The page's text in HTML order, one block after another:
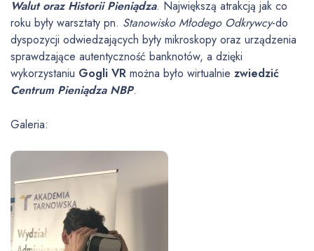
Walut oraz Historii Pieniądza. Największą atrakcją jak co
roku były warsztaty pn. Stanowisko Młodego Odkrywcy-do
dyspozycji odwiedzających były mikroskopy oraz urządzenia
sprawdzające autentyczność banknotów, a dzięki
wykorzystaniu Gogli VR można było wirtualnie zwiedzić
Centrum Pieniądza NBP.
Galeria: